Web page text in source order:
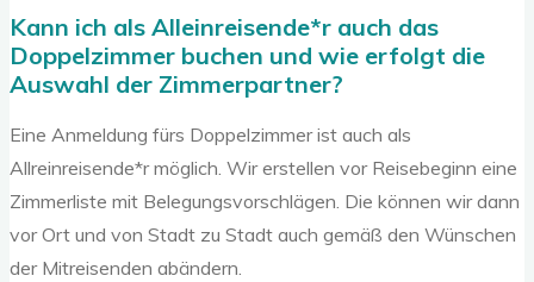
Kann ich als Alleinreisende*r auch das
Doppelzimmer buchen und wie erfolgt die
Auswahl der Zimmerpartner?
Eine Anmeldung fürs Doppelzimmer ist auch als
Allreinreisende*r möglich. Wir erstellen vor Reisebeginn eine
Zimmerliste mit Belegungsvorschlägen. Die können wir dann
vor Ort und von Stadt zu Stadt auch gemäß den Wünschen
der Mitreisenden abändern.